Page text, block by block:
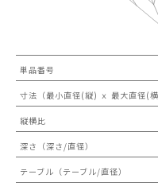
単品番号
寸法（最小直径(縦) ｘ 最大直径(横
縦横比
深さ（深さ/直径）
テーブル（テーブル/直径）